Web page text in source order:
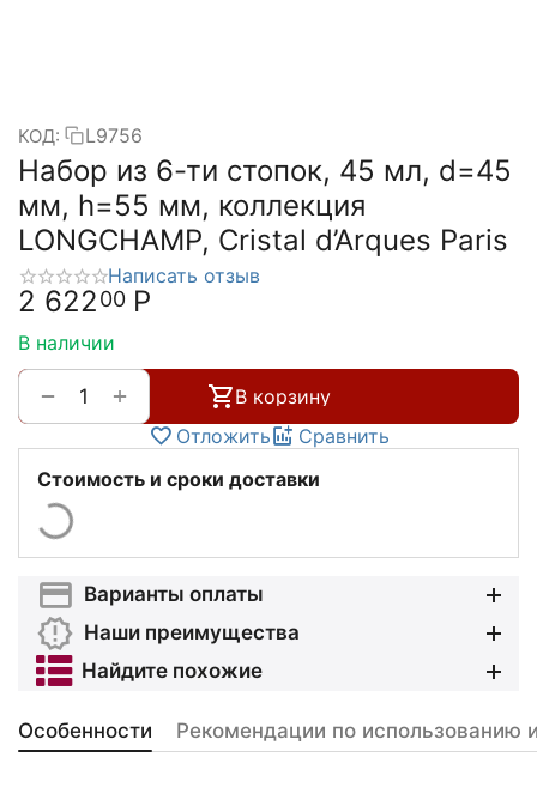
КОД: L9756
Набор из 6-ти стопок, 45 мл, d=45
мм, h=55 мм, коллекция
LONGCHAMP, Cristal d’Arques Paris
Написать отзыв
2 62200 Р
В наличии
+
−
В корзину
Отложить
Сравнить
Стоимость и сроки доставки
Варианты оплаты
Наши преимущества
Найдите похожие
Особенности Рекомендации по использованию